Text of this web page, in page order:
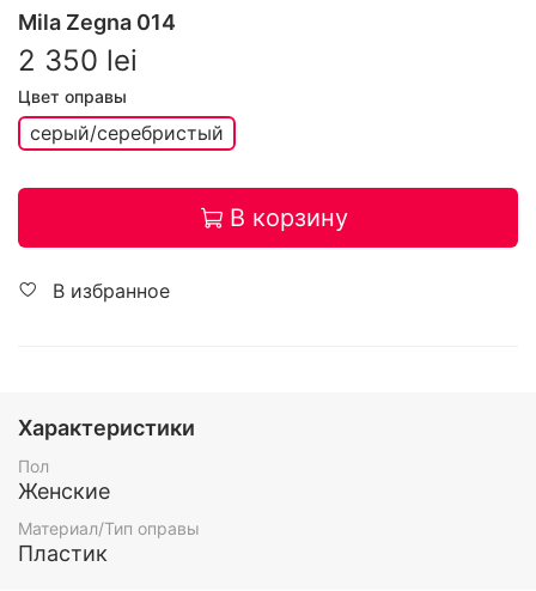
Mila Zegna 014
2 350 lei
Цвет оправы
серый/серебристый
В корзину
В избранное
Характеристики
Пол
Женские
Материал/Тип оправы
Пластик